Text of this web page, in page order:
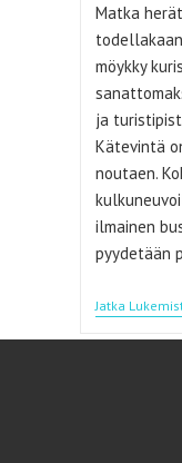
Matka
möykky
ja
Kätevintä
noutaen.
ilmainen
pyydetään
Jatka